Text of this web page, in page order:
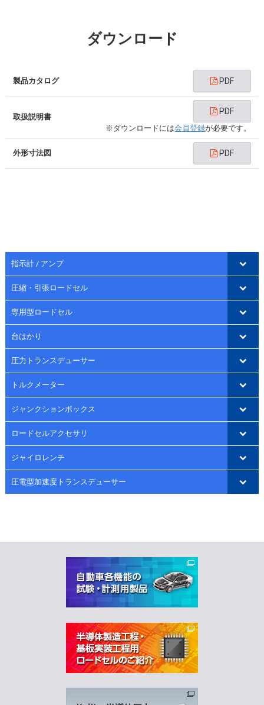
ダウンロード
製品カタログ PDF
取扱説明書
PDF
※ダウンロードには会員登録が必要です。
外形寸法図 PDF
指示計 / アンプ
圧縮・引張ロードセル
専用型ロードセル
台はかり
圧力トランスデューサー
トルクメーター
ジャンクションボックス
ロードセルアクセサリ
ジャイロレンチ
圧電型加速度トランスデューサー